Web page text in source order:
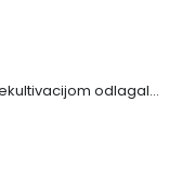
Zaštita životne sredine rekultivacijom odlagališta